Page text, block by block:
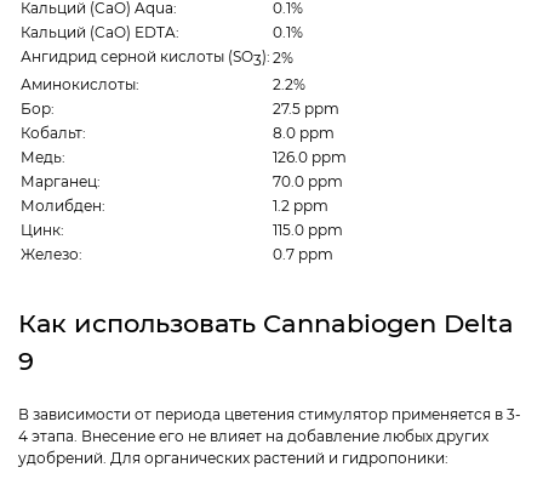
Кальций (CaO) Aqua:
0.1%
Кальций (CaO) EDTA:
0.1%
Ангидрид серной кислоты (SO3): 2%
Аминокислоты:
2.2%
Бор:
27.5 ppm
Кобальт:
8.0 ppm
Медь:
126.0 ppm
Марганец:
70.0 ppm
Молибден:
1.2 ppm
Цинк:
115.0 ppm
Железо:
0.7 ppm
Как использовать Cannabiogen Delta
9
В зависимости от периода цветения стимулятор применяется в 3-
4 этапа. Внесение его не влияет на добавление любых других
удобрений. Для органических растений и гидропоники: